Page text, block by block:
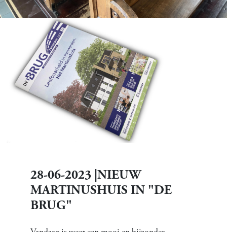
28-06-2023 |NIEUW
MARTINUSHUIS IN "DE
BRUG"